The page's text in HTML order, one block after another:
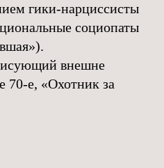
гики-нарциссисты
социопаты
внешне
70-е, «Охотник за